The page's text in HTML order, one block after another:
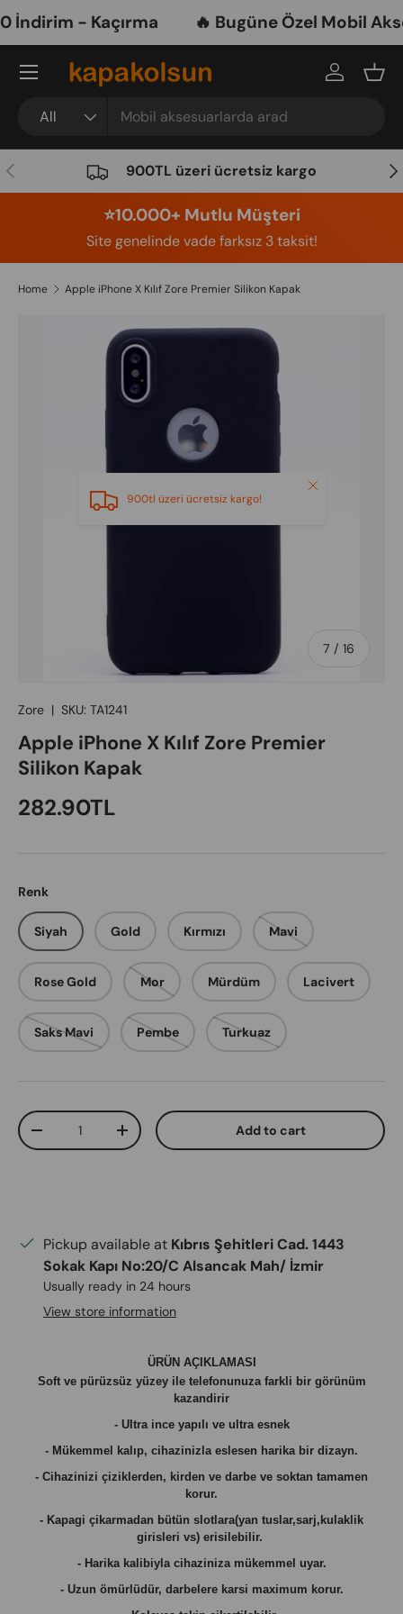
Skip to content
- Kaçırma 🔥 Bugüne Özel Mobil
All
Log in
Menu
Previous 900TL üzeri ücretsiz kargo
⭐️10.000+ Mutlu Müşteri
Site genelinde vade farksız 3 taksit!
Home Apple iPhone X Kılıf Zore Premier Silikon Kapak
Skip to product information
Image 7 is now available in gallery view
7 / of
16
900tl üzeri ücretsiz kargo!
Close
Zore | SKU: TA1241
Apple iPhone X Kılıf Zore Premier
Silikon Kapak
Regular price
282.90TL
Renk
Siyah Gold Kırmızı Mavi
Rose Gold Mor Mürdüm Lacivert
Saks Mavi Pembe Turkuaz
Qty
Decrease quantityIncrease quantity Add to cart
Pickup available at Kıbrıs Şehitleri Cad. 1443
Sokak Kapı No:20/C Alsancak Mah/ İzmir
Usually ready in 24 hours
View store information
ÜRÜN AÇIKLAMASI
Soft ve pürüzsüz yüzey ile telefonunuza farkli bir görünüm
kazandirir
- Ultra ince yapılı ve ultra esnek
- Mükemmel kalıp, cihazinizla eslesen harika bir dizayn.
- Cihazinizi çiziklerden, kirden ve darbe ve soktan tamamen
korur.
- Kapagi çikarmadan bütün slotlara(yan tuslar,sarj,kulaklik
girisleri vs) erisilebilir.
- Harika kalibiyla cihaziniza mükemmel uyar.
- Uzun ömürlüdür, darbelere karsi maximum korur.